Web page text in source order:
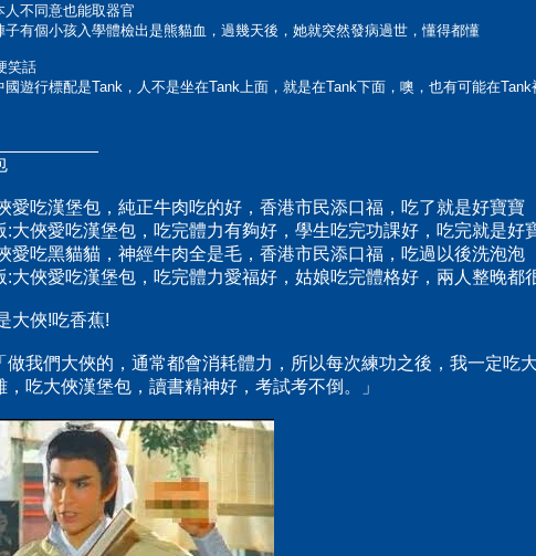
人不同意也能取器官
子有個小孩入學體檢出是熊貓血，過幾天後，她就突然發病過世，懂得都懂
笑話
國遊行標配是Tank，人不是坐在Tank上面，就是在Tank下面，噢，也有可能在Tank
愛吃漢堡包，純正牛肉吃的好，香港市民添口福，吃了就是好寶寶
:大俠愛吃漢堡包，吃完體力有夠好，學生吃完功課好，吃完就是好
愛吃黑貓貓，神經牛肉全是毛，香港市民添口福，吃過以後洗泡泡
:大俠愛吃漢堡包，吃完體力愛福好，姑娘吃完體格好，兩人整晚都
大俠!吃香蕉!
做我們大俠的，通常都會消耗體力，所以每次練功之後，我一定吃
，吃大俠漢堡包，讀書精神好，考試考不倒。」